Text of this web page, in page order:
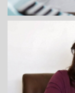
LÍDERES